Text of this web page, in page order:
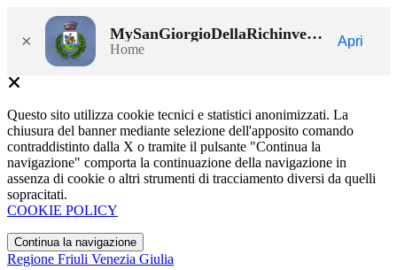
× MySanGiorgioDellaRichinvelda
Home
Apri
Questo sito utilizza cookie tecnici e statistici anonimizzati. La
chiusura del banner mediante selezione dell'apposito comando
contraddistinto dalla X o tramite il pulsante "Continua la
navigazione" comporta la continuazione della navigazione in
assenza di cookie o altri strumenti di tracciamento diversi da quelli
sopracitati.
COOKIE POLICY
Continua la navigazione
Regione Friuli Venezia Giulia